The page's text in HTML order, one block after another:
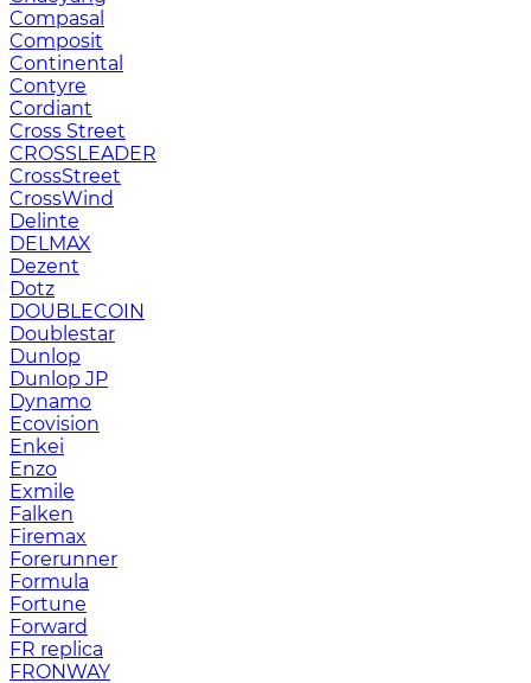
Compasal
Composit
Continental
Contyre
Cordiant
Cross Street
CROSSLEADER
CrossStreet
CrossWind
Delinte
DELMAX
Dezent
Dotz
DOUBLECOIN
Doublestar
Dunlop
Dunlop JP
Dynamo
Ecovision
Enkei
Enzo
Exmile
Falken
Firemax
Forerunner
Formula
Fortune
Forward
FR replica
FRONWAY